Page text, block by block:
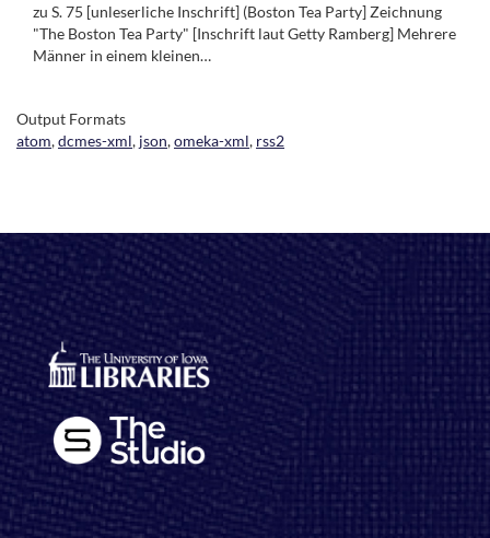
zu S. 75 [unleserliche Inschrift] (Boston Tea Party] Zeichnung
"The Boston Tea Party" [Inschrift laut Getty Ramberg] Mehrere
Männer in einem kleinen…
Output Formats
atom,dcmes-xml, json,omeka-xml, rss2